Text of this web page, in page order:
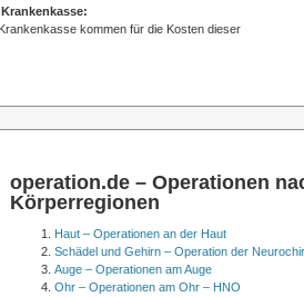
kommen für die Kosten dieser
operation.de – Operationen
Körperregionen
Haut – Operationen an der Haut
Schädel und Gehirn – Operation der
Auge – Operationen am Auge
Ohr – Operationen am Ohr – HNO